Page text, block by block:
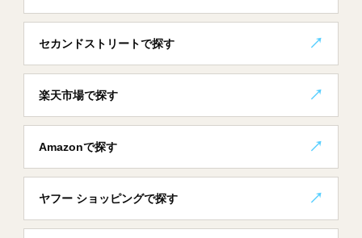
セカンドストリートで探す
楽天市場で探す
Amazonで探す
ヤフー ショッピングで探す